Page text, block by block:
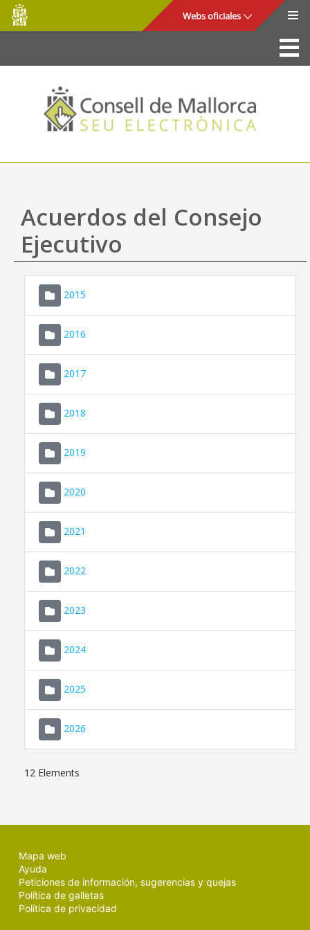
Saltar al contenido principal
Consell
de
Mallorca
Webs oficiales
La Sede
Consejo de Mallorca
Acceso y seguridad
Utilidades
Mapa web
Ayuda
Acuerdos del Consejo
Ejecutivo
2015
2016
2017
2018
2019
2020
2021
2022
2023
2024
2025
2026
12 Elements
Mapa web
Ayuda
Peticiones de información, sugerencias y quejas
Política de galletas
Política de privacidad